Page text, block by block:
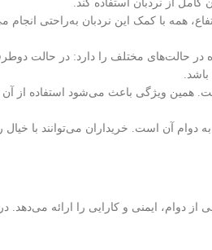
از نردبان استفاده کند.
همه با کمک این نردبان به‌راحتی
در حالت‌های مختلف را دارد: در حالت
وزن دارد و به‌راحتی قابل حمل و جابه‌جایی است. همین ویژگی باعث می‌شود
به دوام آن است. خریداران می‌توانند با
دوام، ایمنی و کارایی را ارائه می‌دهد. در